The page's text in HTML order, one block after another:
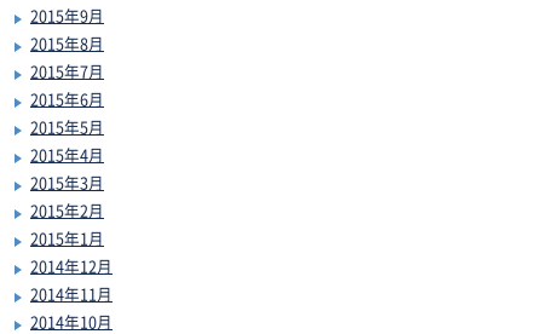
2015年9月
2015年8月
2015年7月
2015年6月
2015年5月
2015年4月
2015年3月
2015年2月
2015年1月
2014年12月
2014年11月
2014年10月